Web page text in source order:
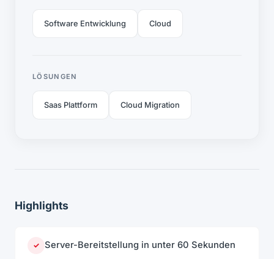
Software Entwicklung Cloud
LÖSUNGEN
Saas Plattform Cloud Migration
Highlights
✓ Server-Bereitstellung in unter 60 Sekunden